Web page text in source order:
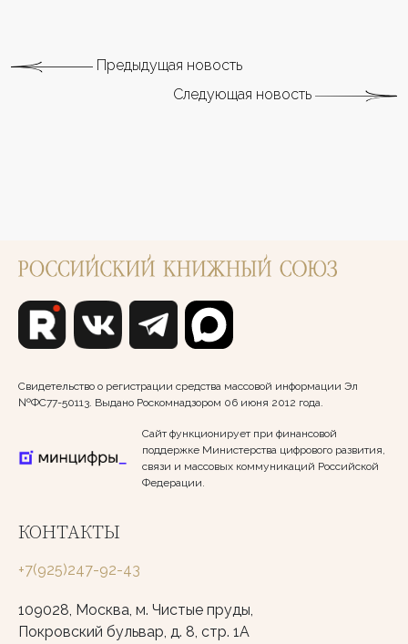
Предыдущая новость
Следующая новость
Свидетельство о регистрации средства массовой информации Эл
№ФС77-50113. Выдано Роскомнадзором 06 июня 2012 года.
Сайт функционирует при финансовой
поддержке Министерства цифрового развития,
связи и массовых коммуникаций Российской
Федерации.
КОНТАКТЫ
+7(925)247-92-43
109028, Москва, м. Чистые пруды,
Покровский бульвар, д. 8, стр. 1А